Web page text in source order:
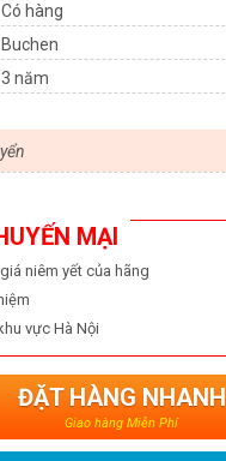
Có hàng
Buchen
3 năm
MẠI
niêm yết của hãng
vực Hà Nội
ĐẶT HÀNG NHANH
Giao hàng Miễn Phí